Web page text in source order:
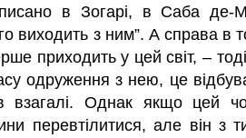
в Зогарі, в Саба де-
виходить з ним”. А справа в
приходить у цей світ, –
одруження з нею, це
взагалі. Однак якщо цей
перевтілитися, але він з